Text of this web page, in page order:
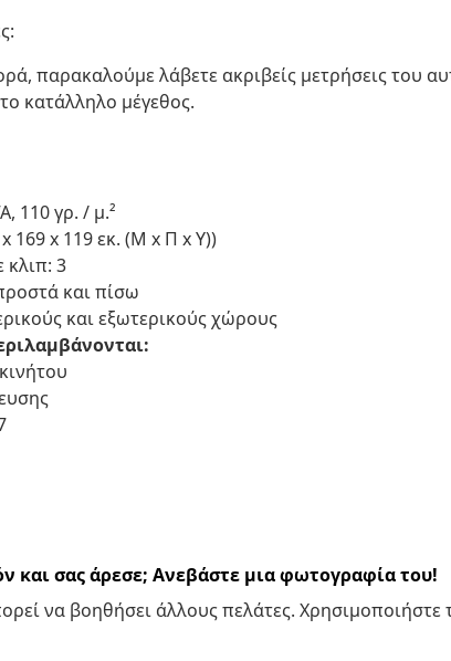
παρακαλούμε λάβετε ακριβείς μετρήσεις του
κατάλληλο μέγεθος.
110 γρ. / μ.²
169 x 119 εκ. (Μ x Π x Υ))
κλιπ: 3
και πίσω
και εξωτερικούς χώρους
και σας άρεσε; Ανεβάστε μια φωτογραφία του!
να βοηθήσει άλλους πελάτες.